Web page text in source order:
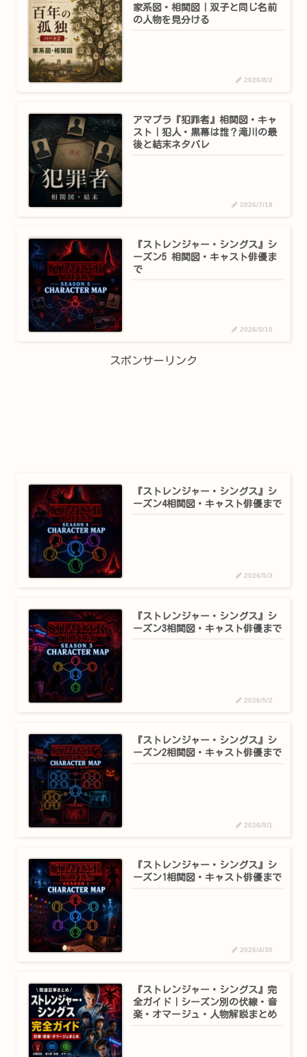
家系図・相関図｜双子と同じ名前
の人物を見分ける
2026/8/2
アマプラ『犯罪者』相関図・キャ
スト｜犯人・黒幕は誰？滝川の最
後と結末ネタバレ
2026/7/18
『ストレンジャー・シングス』シ
ーズン5 相関図・キャスト俳優ま
で
2026/5/10
スポンサーリンク
『ストレンジャー・シングス』シ
ーズン4相関図・キャスト俳優まで
2026/5/3
『ストレンジャー・シングス』シ
ーズン3相関図・キャスト俳優まで
2026/5/2
『ストレンジャー・シングス』シ
ーズン2相関図・キャスト俳優まで
2026/5/1
『ストレンジャー・シングス』シ
ーズン1相関図・キャスト俳優まで
2026/4/30
『ストレンジャー・シングス』完
全ガイド｜シーズン別の伏線・音
楽・オマージュ・人物解説まとめ